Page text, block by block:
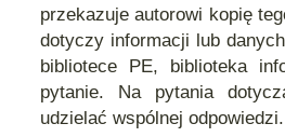
przekazuje autorowi kopię
dotyczy informacji lub
bibliotece PE, biblioteka
pytanie. Na pytania
udzielać wspólnej odpowiedzi.